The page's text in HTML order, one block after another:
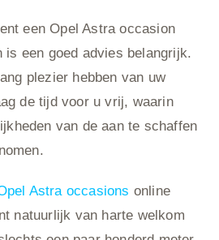
een Opel Astra occasion
is een goed advies belangrijk.
plezier hebben van uw
de tijd voor u vrij, waarin
van de aan te schaffen
Astra occasions online
natuurlijk van harte welkom